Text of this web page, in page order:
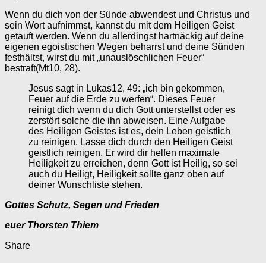
Wenn du dich von der Sünde abwendest und Christus und
sein Wort aufnimmst, kannst du mit dem Heiligen Geist
getauft werden. Wenn du allerdingst hartnäckig auf deine
eigenen egoistischen Wegen beharrst und deine Sünden
festhältst, wirst du mit „unauslöschlichen Feuer“
bestraft(Mt10, 28).
Jesus sagt in Lukas12, 49: „ich bin gekommen,
Feuer auf die Erde zu werfen“. Dieses Feuer
reinigt dich wenn du dich Gott unterstellst oder es
zerstört solche die ihn abweisen. Eine Aufgabe
des Heiligen Geistes ist es, dein Leben geistlich
zu reinigen. Lasse dich durch den Heiligen Geist
geistlich reinigen. Er wird dir helfen maximale
Heiligkeit zu erreichen, denn Gott ist Heilig, so sei
auch du Heiligt, Heiligkeit sollte ganz oben auf
deiner Wunschliste stehen.
Gottes Schutz, Segen und Frieden
euer Thorsten Thiem
Share